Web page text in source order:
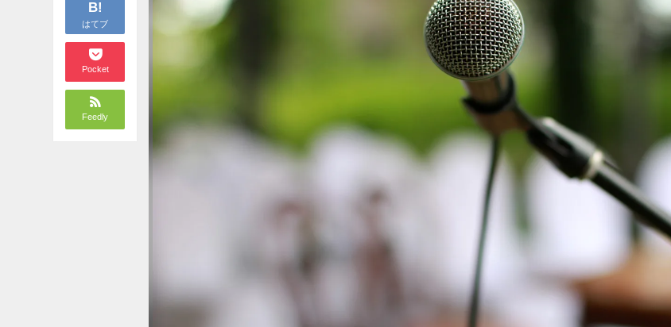
B!
はてブ
Pocket
Feedly